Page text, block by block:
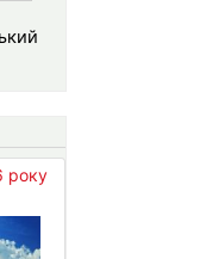
року